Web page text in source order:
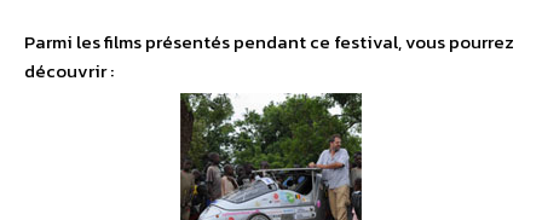
Parmi les films présentés pendant ce festival, vous pourrez
découvrir :